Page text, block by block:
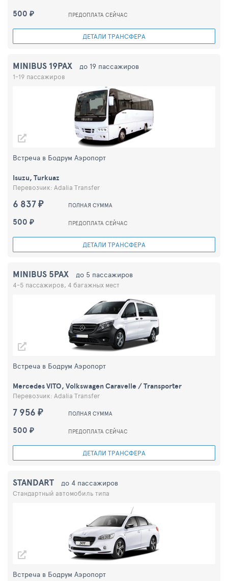
500 ₽ ПРЕДОПЛАТА СЕЙЧАС
ДЕТАЛИ ТРАНСФЕРА
6 837 ₽ ПОЛНАЯ СУММА
500 ₽ ПРЕДОПЛАТА СЕЙЧАС
ДЕТАЛИ ТРАНСФЕРА
Встреча в Бодрум Аэропорт
MINIBUS 19PAX до 19 пассажиров
1-19 пассажиров
Isuzu, Turkuaz
Перевозчик: Adalia Transfer
7 956 ₽ ПОЛНАЯ СУММА
500 ₽ ПРЕДОПЛАТА СЕЙЧАС
ДЕТАЛИ ТРАНСФЕРА
Встреча в Бодрум Аэропорт
MINIBUS 5PAX до 5 пассажиров
4-5 пассажиров, 4 багажных мест
Mercedes VITO, Volkswagen Caravelle / Transporter
Перевозчик: Adalia Transfer
Встреча в Бодрум Аэропорт
STANDART до 4 пассажиров
Стандартный автомобиль типа